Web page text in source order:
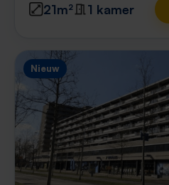
21m² 1 kamer
Nieuw